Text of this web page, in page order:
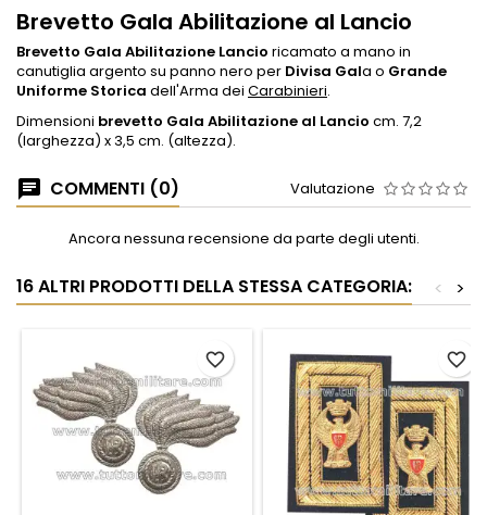
Brevetto Gala Abilitazione al Lancio
Brevetto Gala Abilitazione Lancio ricamato a mano in
canutiglia argento su panno nero per Divisa Gala o Grande
Uniforme Storica dell'Arma dei Carabinieri.
Dimensioni brevetto Gala Abilitazione al Lancio cm. 7,2
(larghezza) x 3,5 cm. (altezza).
COMMENTI (0) Valutazione
Ancora nessuna recensione da parte degli utenti.
16 ALTRI PRODOTTI DELLA STESSA CATEGORIA: >
<
favorite_border favorite_border